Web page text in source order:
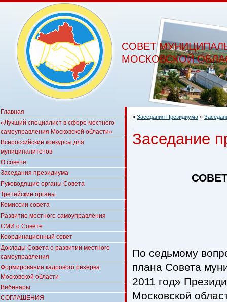
СОВЕТ
МОСКОВСКОЙ
» Заседания Президиума »
Заседание
По седьмому
плана Совета
2011 год»
Московской
Главная
«Лучший специалист в сфере местного
самоуправления Московской области»
Всероссийские конкурсы для
муниципалитетов
О совете
Заседания президиума
Руководящие органы Совета
Третейские органы
Комиссии совета
Развитие местного самоуправления
СМИ о Совете
Координационный совет
Доклады Совета о развитии местного
самоуправления
Формирование кадрового резерва
Московской области
Вебинары
СОГЛАШЕНИЯ